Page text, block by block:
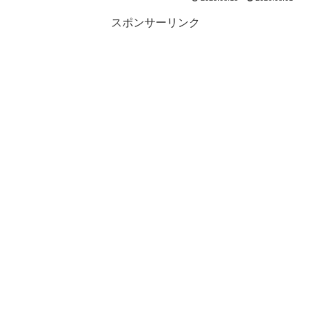
スポンサーリンク